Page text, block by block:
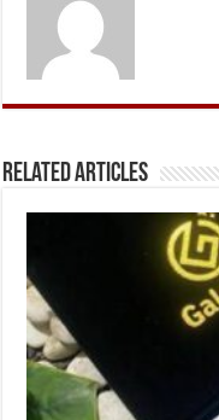
Related Articles